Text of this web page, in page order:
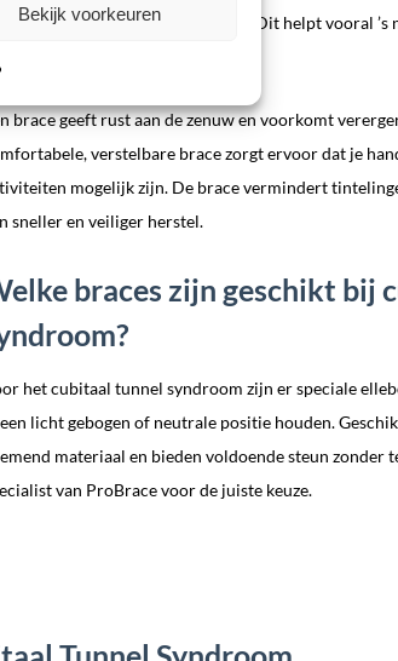
Bekijk voorkeuren
en de zenuw kan herstellen. Dit helpt vooral
brace geeft rust aan de zenuw en voorkomt
verstelbare brace zorgt ervoor dat je
mogelijk zijn. De brace vermindert
sneller en veiliger herstel.
braces zijn geschikt bij
het cubitaal tunnel syndroom zijn er speciale
licht gebogen of neutrale positie houden.
materiaal en bieden voldoende steun zonder
van ProBrace voor de juiste keuze.